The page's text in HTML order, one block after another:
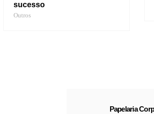
sucesso
Outros
Papelaria